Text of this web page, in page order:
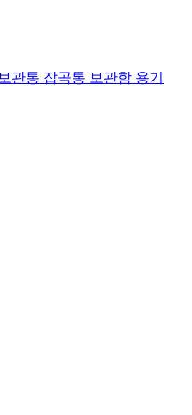
관통 잡곡통 보관함 용기